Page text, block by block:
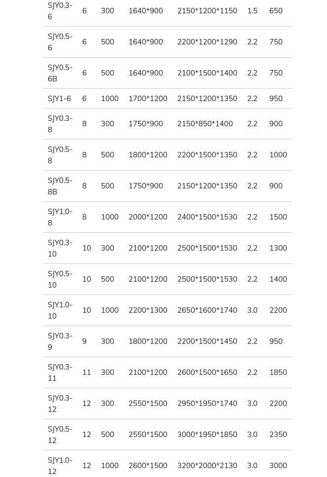
SJY0.3-
6
6 300 1640*900 2150*1200*1150 1.5 650
SJY0.5-
6
6 500 1640*900 2200*1200*1290 2.2 750
SJY0.5-
6B
6 500 1640*900 2100*1500*1400 2.2 750
SJY1-6 6 1000 1700*1200 2150*1200*1350 2.2 950
SJY0.3-
8
8 300 1750*900 2150*850*1400 2.2 900
SJY0.5-
8
8 500 1800*1200 2200*1500*1350 2.2 1000
SJY0.5-
8B
8 500 1750*900 2150*1200*1350 2.2 900
SJY1.0-
8
8 1000 2000*1200 2400*1500*1530 2.2 1500
SJY0.3-
10
10 300 2100*1200 2500*1500*1530 2.2 1300
SJY0.5-
10
10 500 2100*1200 2500*1500*1530 2.2 1400
SJY1.0-
10
10 1000 2200*1300 2650*1600*1740 3.0 2200
SJY0.3-
9
9 300 1800*1200 2200*1500*1450 2.2 950
SJY0.3-
11
11 300 2100*1200 2600*1500*1650 2.2 1850
SJY0.3-
12
12 300 2550*1500 2950*1950*1740 3.0 2200
SJY0.5-
12
12 500 2550*1500 3000*1950*1850 3.0 2350
SJY1.0-
12
12 1000 2600*1500 3200*2000*2130 3.0 3000